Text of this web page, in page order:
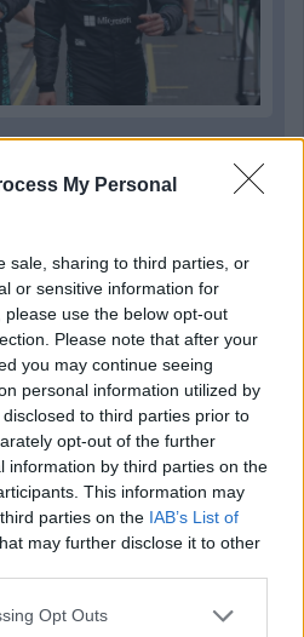
My Personal
sale, sharing to third parties, or
or sensitive information for
use the below opt-out
Please note that after your
you may continue seeing
personal information utilized by
to third parties prior to
opt-out of the further
information by third parties on the
This information may
parties on the IAB’s List of
may further disclose it to other
app uses one or more Google
Opt Outs
a Norris-Piastri párost a
1 napja